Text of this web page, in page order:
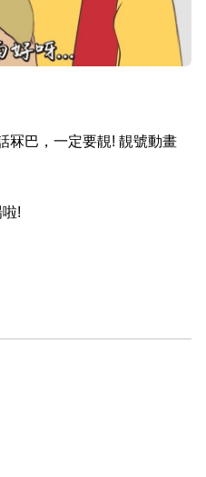
冧巴，一定要靚! 靚號動畫
!